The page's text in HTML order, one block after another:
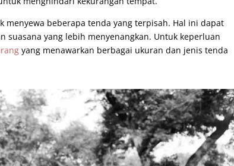
menyewa beberapa tenda yang terpisah. Hal ini dapat
yang lebih menyenangkan. Untuk keperluan
yang menawarkan berbagai ukuran dan jenis tenda